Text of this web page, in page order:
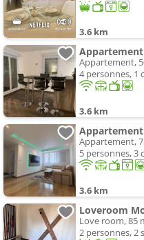
3.6 km
Appartement,
4 personnes, 1
3.6 km
Appartement,
5 personnes, 3
3.6 km
Loveroom
Love room, 85
2 personnes, 2